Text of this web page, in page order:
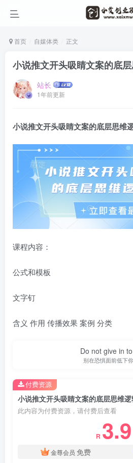
首页 自媒体类 正文
小说推文开头吸睛文案的底
站长
1年前更新
小说推文开头吸睛文案的底层思维
课程内容：
公式和模板
文字钉
含义 作用 传播效果 案例 分类
Do not give in
别在恐惧面前低下
小说推文开头吸睛文案的底层思维
此内容为付费资源，请付费后查看
R 3.9
金尊会员 免费
付费资源